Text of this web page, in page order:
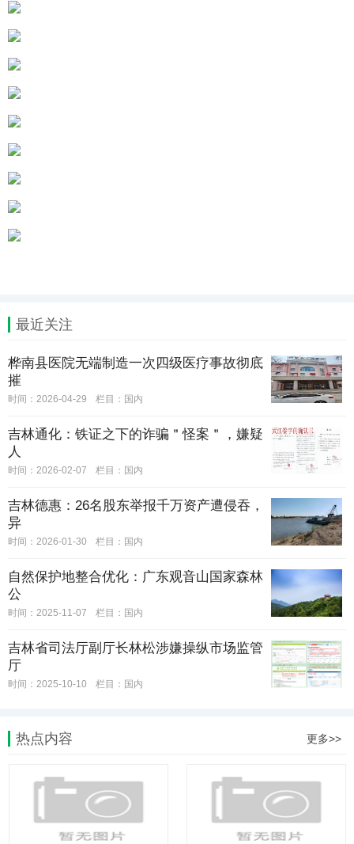
最近关注
桦南县医院无端制造一次四级医疗事故彻底
摧
时间：2026-04-29 栏目： 国内
吉林通化：铁证之下的诈骗＂怪案＂，嫌疑
人
时间：2026-02-07 栏目： 国内
吉林德惠：26名股东举报千万资产遭侵吞，
异
时间：2026-01-30 栏目： 国内
自然保护地整合优化：广东观音山国家森林
公
时间：2025-11-07 栏目： 国内
吉林省司法厅副厅长林松涉嫌操纵市场监管
厅
时间：2025-10-10 栏目： 国内
热点内容 更多>>